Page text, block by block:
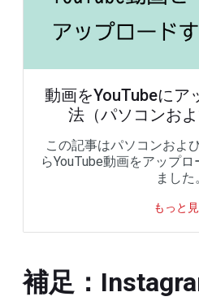
動画をYouTubeにア
法（パソコンおよ
この記事はパソコンおよ
らYouTube動画をアップ
ました
もっと
補足：